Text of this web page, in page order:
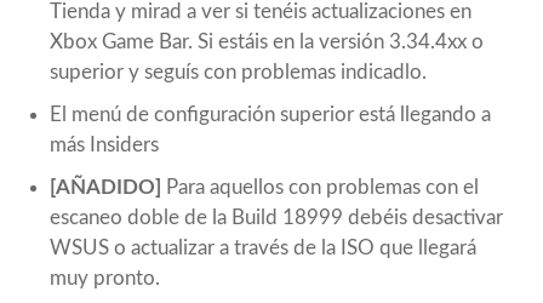
Tienda y mirad a ver si tenéis actualizaciones en
Xbox Game Bar. Si estáis en la versión 3.34.4xx o
superior y seguís con problemas indicadlo.
El menú de configuración superior está llegando a
más Insiders
[AÑADIDO]
Para aquellos con problemas con el
escaneo doble de la Build 18999 debéis desactivar
WSUS o actualizar a través de la ISO que llegará
muy pronto.